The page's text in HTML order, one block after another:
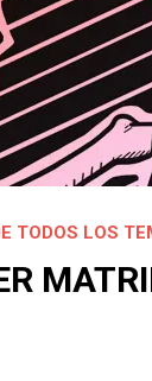
TODOS LOS